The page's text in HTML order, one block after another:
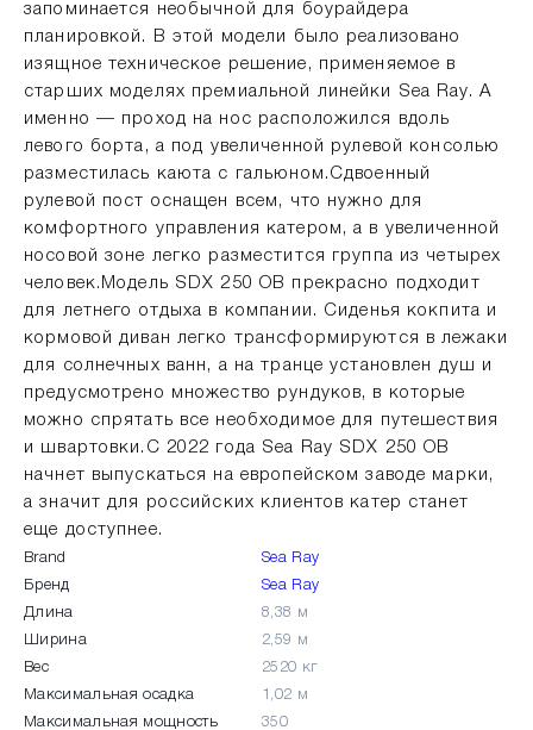
запоминается необычной для боурайдера
планировкой. В этой модели было реализовано
изящное техническое решение, применяемое в
старших моделях премиальной линейки Sea Ray. А
именно — проход на нос расположился вдоль
левого борта, а под увеличенной рулевой консолью
разместилась каюта с гальюном.Сдвоенный
рулевой пост оснащен всем, что нужно для
комфортного управления катером, а в увеличенной
носовой зоне легко разместится группа из четырех
человек.Модель SDX 250 OB прекрасно подходит
для летнего отдыха в компании. Сиденья кокпита и
кормовой диван легко трансформируются в лежаки
для солнечных ванн, а на транце установлен душ и
предусмотрено множество рундуков, в которые
можно спрятать все необходимое для путешествия
и швартовки.С 2022 года Sea Ray SDX 250 OB
начнет выпускаться на европейском заводе марки,
а значит для российских клиентов катер станет
еще доступнее.
Brand Sea Ray
Бренд Sea Ray
Длина 8,38 м
Ширина 2,59 м
Вес 2520 кг
Максимальная осадка 1,02 м
Максимальная мощность 350